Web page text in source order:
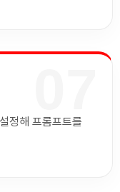
정해 프롬프트를